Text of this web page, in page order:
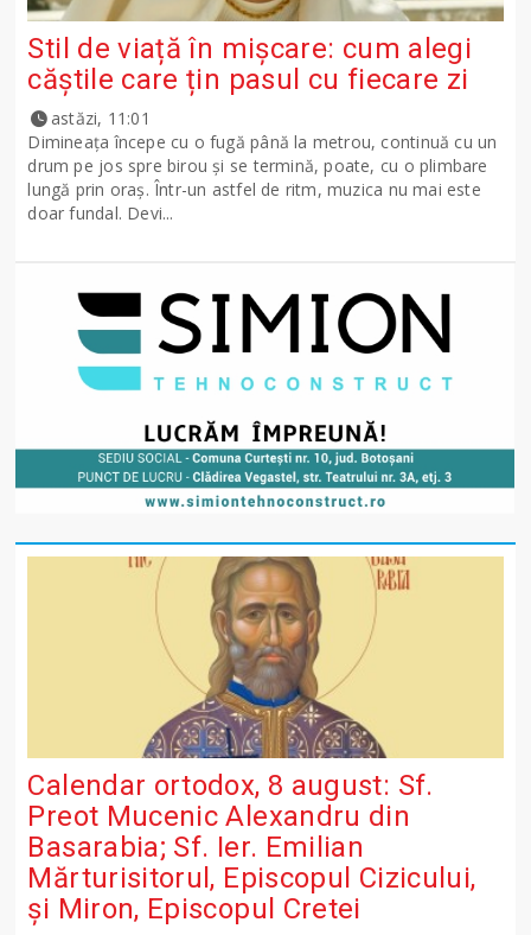
Stil de viață în mișcare: cum alegi
căștile care țin pasul cu fiecare zi
astăzi, 11:01
Dimineața începe cu o fugă până la metrou, continuă cu un
drum pe jos spre birou și se termină, poate, cu o plimbare
lungă prin oraș. Într-un astfel de ritm, muzica nu mai este
doar fundal. Devi...
Calendar ortodox, 8 august: Sf.
Preot Mucenic Alexandru din
Basarabia; Sf. Ier. Emilian
Mărturisitorul, Episcopul Cizicului,
şi Miron, Episcopul Cretei